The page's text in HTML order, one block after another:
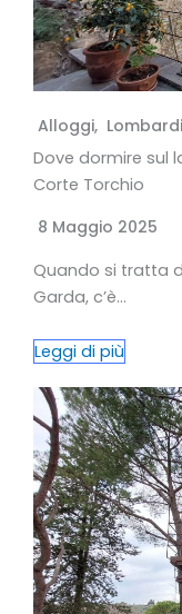
Alloggi,
Dove dormire sul
Corte Torchio
8 Maggio 2025
Quando si tratta
Garda, c’è…
Leggi di più